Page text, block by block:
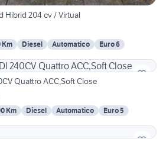
Hibrid 204 cv / Virtual
Km Diesel Automatico
Euro 6
Quattro ACC,Soft Close
Km Diesel Automatico
Euro 5